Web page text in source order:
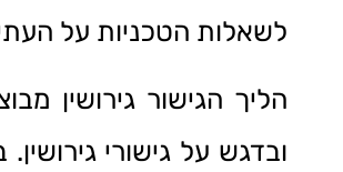
לשאלות הטכניות על
הליך הגישור גירושין
ובדגש על גישורי